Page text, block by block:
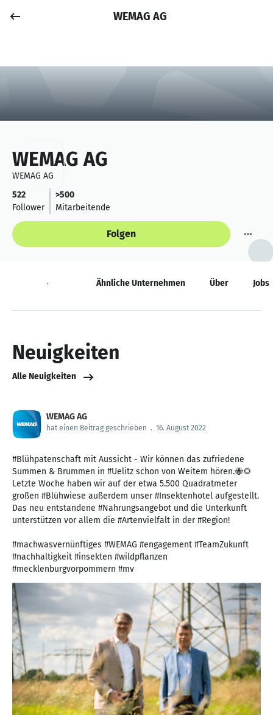
Anmelden
WEMAG AG
WEMAG AG
WEMAG AG
522
Follower
>500
Mitarbeitende
Folgen
Neuigkeiten Ähnliche Unternehmen Über Jobs
Neuigkeiten
Alle Neuigkeiten
WEMAG AG
hat einen Beitrag geschrieben . 16. August 2022
#Blühpatenschaft mit Aussicht - Wir können das zufriedene
Summen & Brummen in #Uelitz schon von Weitem hören.🐝🌻
Letzte Woche haben wir auf der etwa 5.500 Quadratmeter
großen #Blühwiese außerdem unser #Insektenhotel aufgestellt.
Das neu entstandene #Nahrungsangebot und die Unterkunft
unterstützen vor allem die #Artenvielfalt in der #Region!
#machwasvernünftiges #WEMAG #engagement #TeamZukunft
#nachhaltigkeit #insekten #wildpflanzen
#mecklenburgvorpommern #mv